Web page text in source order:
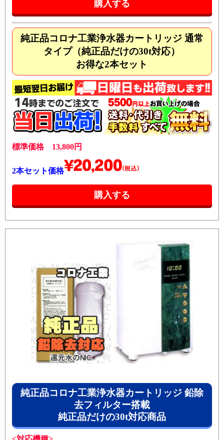
純正品コロナ工業浄水器カートリッジ 通常
タイプ（純正品だけの30t対応）
お得な2本セット
標準価格 13,800円
2本セット価格
純正品コロナ工業浄水器カートリッジ 鉛除
去フィルター搭載
純正品だけの30t対応商品